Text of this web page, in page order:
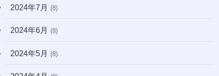
2024年7月 (8)
2024年6月 (8)
2024年5月 (8)